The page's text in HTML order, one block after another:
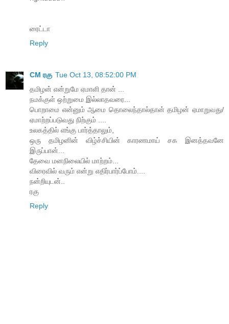
ரைட்டா
Reply
CM ரகு Tue Oct 13, 08:52:00 PM
தமிழன் என்றுமே ஏமாளி தான் ...
நமக்குள் ஒற்றுமை இல்லாதவரை...
பொறாமை என்னும் ஆமை தொலைந்தால்தான் தமிழன் ஏமாறுவது/
ஏமாற்றப்படுவது நிற்கும் ....
உலகத்தில் எங்கு பார்த்தாலும்,
ஒரு தமிழனின் விழ்ச்சியின் காரணமாய் சக இனத்தவனே
இருப்பான்...
தேவை மனநிலையில் மாற்றம்...
விரைவில் வரும் என்று எதிர்பார்ப்போம்....
நன்றியுடன்..
ரகு
Reply